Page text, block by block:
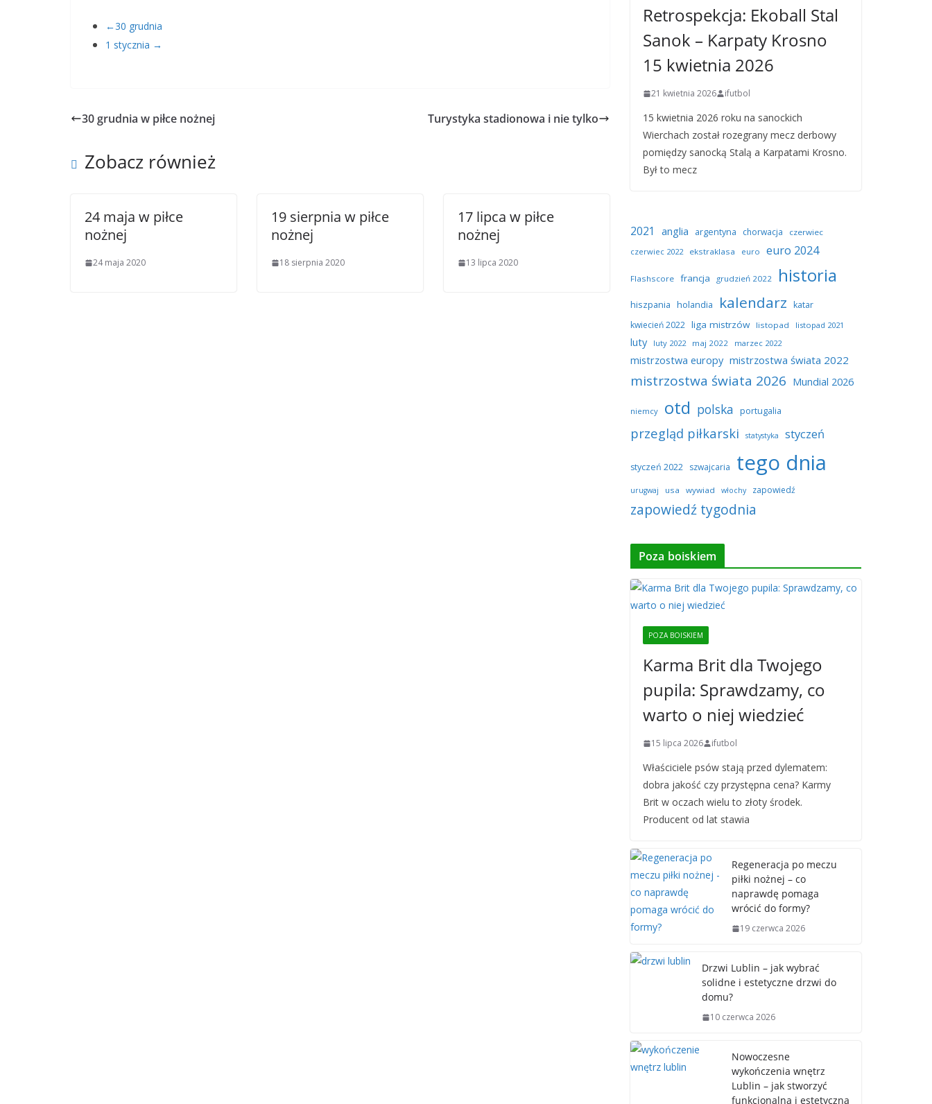
←30 grudnia
1 stycznia →
30 grudnia w piłce nożnej Turystyka stadionowa i nie tylko
Zobacz również
24 maja w piłce
nożnej
24 maja 2020
19 sierpnia w piłce
nożnej
18 sierpnia 2020
17 lipca w piłce
nożnej
13 lipca 2020
Retrospekcja: Ekoball Stal
Sanok – Karpaty Krosno
15 kwietnia 2026
21 kwietnia 2026 ifutbol
15 kwietnia 2026 roku na sanockich
Wierchach został rozegrany mecz derbowy
pomiędzy sanocką Stalą a Karpatami Krosno.
Był to mecz
2021 anglia argentyna chorwacja
czerwiec
czerwiec 2022
ekstraklasa euro euro 2024
Flashscore francja grudzień 2022 historia
hiszpania holandia kalendarz katar
kwiecień 2022 liga mistrzów listopad listopad 2021
luty luty 2022 maj 2022 marzec 2022
mistrzostwa europy mistrzostwa świata 2022
mistrzostwa świata 2026 Mundial 2026
niemcy otd polska portugalia
przegląd piłkarski statystyka styczeń
styczeń 2022 szwajcaria tego dnia
urugwaj usa wywiad włochy zapowiedź
zapowiedź tygodnia
Poza boiskiem
POZA BOISKIEM
Karma Brit dla Twojego
pupila: Sprawdzamy, co
warto o niej wiedzieć
15 lipca 2026 ifutbol
Właściciele psów stają przed dylematem:
dobra jakość czy przystępna cena? Karmy
Brit w oczach wielu to złoty środek.
Producent od lat stawia
Regeneracja po meczu
piłki nożnej – co
naprawdę pomaga
wrócić do formy?
19 czerwca 2026
Drzwi Lublin – jak wybrać
solidne i estetyczne drzwi do
domu?
10 czerwca 2026
Nowoczesne
wykończenia wnętrz
Lublin – jak stworzyć
funkcjonalną i estetyczną